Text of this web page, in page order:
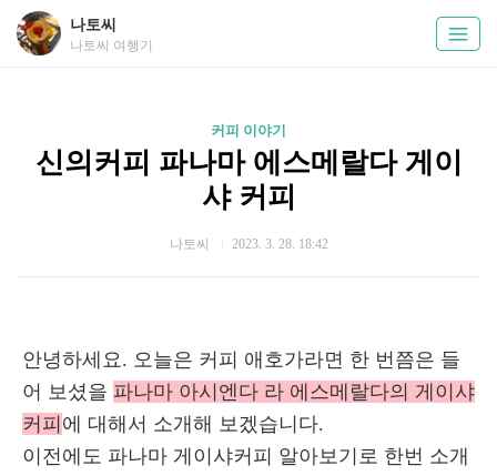
나토씨
나토씨 여행기
커피 이야기
신의커피 파나마 에스메랄다 게이
샤 커피
나토씨 2023. 3. 28. 18:42
안녕하세요. 오늘은 커피 애호가라면 한 번쯤은 들
어 보셨을 파나마 아시엔다 라 에스메랄다의 게이샤
커피 에 대해서 소개해 보겠습니다.
이전에도 파나마 게이샤커피 알아보기로 한번 소개